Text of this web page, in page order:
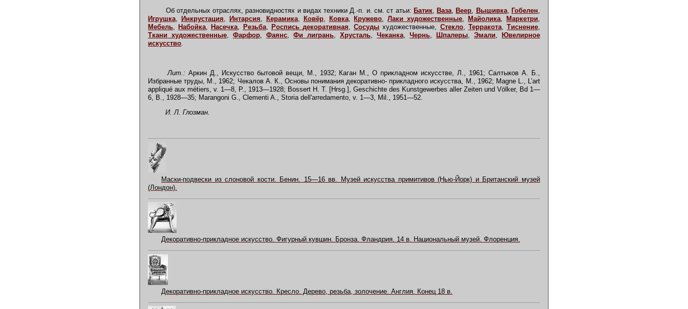
Об отдельных отраслях, разновидностях и видах техники Д.-п. и. см. ст атьи: Батик, Ваза, Веер, Вышивка, Гобелен,
Игрушка, Инкрустация, Интарсия, Керамика, Ковёр, Ковка, Кружево,Лаки художественные, Майолика, Маркетри,
Мебель, Набойка, Насечка, Резьба, Роспись декоративная,Сосуды художественные, Стекло, Терракота,Тиснение,
Ткани художественные, Фарфор, Фаянс, Фи лигрань, Хрусталь, Чеканка, Чернь, Шпалеры, Эмали,
Ювелирное
искусство.
Лит.: Аркин Д., Искусство бытовой вещи, М., 1932; Каган М., О прикладном искусстве, Л., 1961; Салтыков А. Б.,
Избранные труды, М., 1962; Чекалов А. К., Основы понимания декоративно- прикладного искусства, М., 1962; Magne L., L’art
appliqué aux métiers, v. 1—8, P., 1913—1928; Bossert H. T. [Hrsg.], Geschichte des Kunstgewerbes aller Zeiten und Vö lker, Bd 1—
6, В., 1928—35; Marangoni G., Clementi A., Storia dell'arredamento, v. 1—3, Mil., 1951—52.
И. Л. Глозман.
Маски-подвески из слоновой кости. Бенин. 15—16 вв. Музей искусства примитивов (Нью-Йорк) и Британский музей
(Лондон).
Декоративно-прикладное искусство. Фигурный кувшин. Бронза. Фландрия. 14 в. Национальный музей. Флоренция.
Декоративно-прикладное искусство. Кресло. Дерево, резьба, золочение. Англия. Конец 18 в.